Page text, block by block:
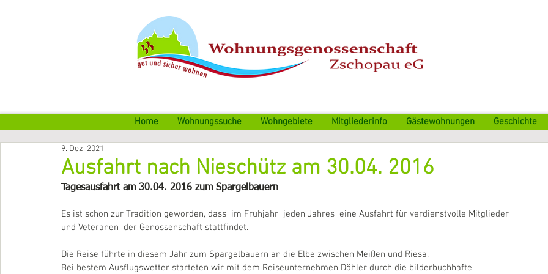
Home Wohnungssuche Wohngebiete Mitgliederinfo Gästewohnungen Geschichte
Ausfahrt nach Nieschütz am 30.04. 2016
9. Dez. 2021
Tagesausfahrt am 30.04. 2016 zum Spargelbauern
Es ist schon zur Tradition geworden, dass  im Frühjahr  jeden Jahres  eine Ausfahrt für verdienstvolle Mitglieder
und Veteranen  der Genossenschaft stattfindet.
Die Reise führte in diesem Jahr zum Spargelbauern an die Elbe zwischen Meißen und Riesa.
Bei bestem Ausflugswetter starteten wir mit dem Reiseunternehmen Döhler durch die bilderbuchhafte